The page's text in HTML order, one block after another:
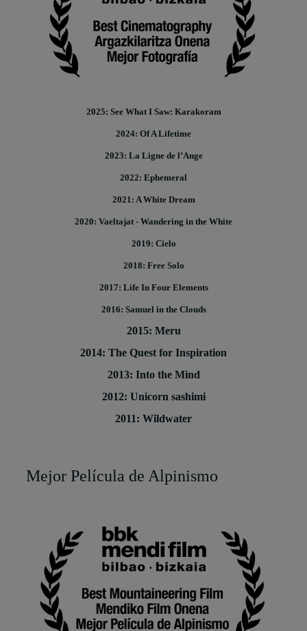
2025: See What I Saw: Karakoram
2024: Of A Lifetime
2023: La Ligne de l’Ange
2022: Ephemeral
2021: A White Dream
2020: Vaeltajat - Wandering in the White
2019: Cielo
2018: Free Solo
2017: Life In Four Elements
2016: Samuel in the Clouds
2015: Meru
2014: The Quest for Inspiration
2013: Into the Mind
2012: Unicorn sashimi
2011: Wildwater
Mejor Película de Alpinismo